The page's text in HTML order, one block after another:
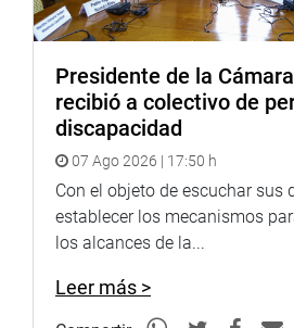
Lima, 12 de mayo de 2021
PRENSA-CONGRESO
Presidente de la
recibió a colectivo de
discapacidad
07 Ago 2026 | 17:50 h
Con el objeto de escuchar sus
establecer los mecanismos
los alcances de la...
Leer más >